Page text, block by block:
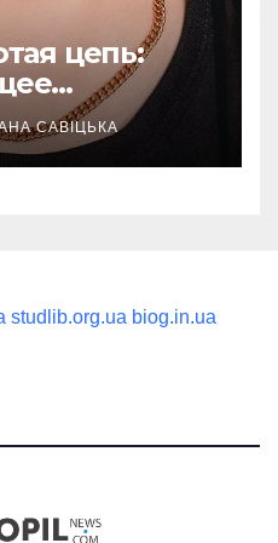
цепь:
выбору
САВІЦЬКА
studlib.org.ua biog.in.ua